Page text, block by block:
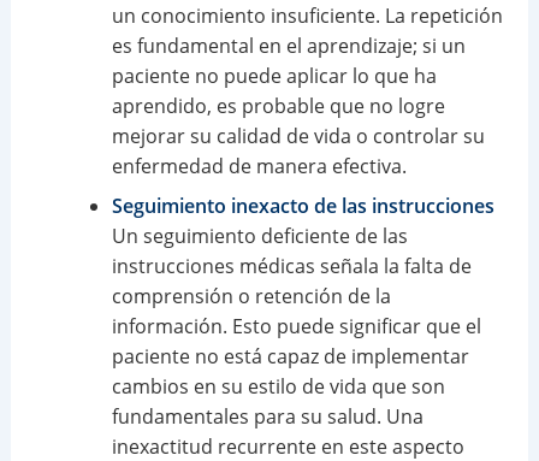
un conocimiento insuficiente. La repetición
es fundamental en el aprendizaje; si un
paciente no puede aplicar lo que ha
aprendido, es probable que no logre
mejorar su calidad de vida o controlar su
enfermedad de manera efectiva.
Seguimiento inexacto de las instrucciones
Un seguimiento deficiente de las
instrucciones médicas señala la falta de
comprensión o retención de la
información. Esto puede significar que el
paciente no está capaz de implementar
cambios en su estilo de vida que son
fundamentales para su salud. Una
inexactitud recurrente en este aspecto